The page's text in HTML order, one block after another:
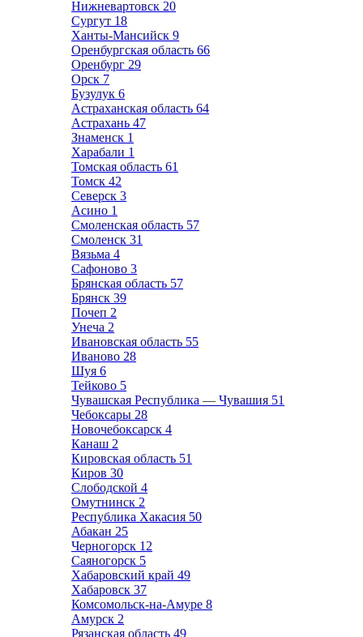
Нижневартовск 20
Сургут 18
Ханты-Мансийск 9
Оренбургская область 66
Оренбург 29
Орск 7
Бузулук 6
Астраханская область 64
Астрахань 47
Знаменск 1
Харабали 1
Томская область 61
Томск 42
Северск 3
Асино 1
Смоленская область 57
Смоленск 31
Вязьма 4
Сафоново 3
Брянская область 57
Брянск 39
Почеп 2
Унеча 2
Ивановская область 55
Иваново 28
Шуя 6
Тейково 5
Чувашская Республика — Чувашия 51
Чебоксары 28
Новочебоксарск 4
Канаш 2
Кировская область 51
Киров 30
Слободской 4
Омутнинск 2
Республика Хакасия 50
Абакан 25
Черногорск 12
Саяногорск 5
Хабаровский край 49
Хабаровск 37
Комсомольск-на-Амуре 8
Амурск 2
Рязанская область 49